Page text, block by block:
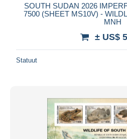
SOUTH SUDAN 2026
7500 (SHEET MS10V) -
MNH
± US$
Statuut